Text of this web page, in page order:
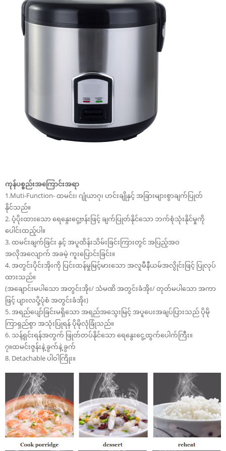
ကုန်ပစ္စည်းအကြောင်းအရာ
1.Muti-Function- ထမင်း၊ ဂျုံယာဂု၊ ဟင်းချိုနှင့် အခြားများစွာချက်ပြုတ်
နိုင်သည်။
2. ပံ့ပိုးထားသော ရေနွေးငွေ့ဗန်းဖြင့် ချက်ပြုတ်နိုင်သော ဘက်စုံသုံးနိုင်မှုကို
ပေါင်းထည့်ပါ။
3. ထမင်းချက်ခြင်း နှင့် အပူထိန်းသိမ်းခြင်းကြားတွင် အပြည့်အဝ
အလိုအလျောက် အခမဲ့ ကူးပြောင်းခြင်း။
4. အတွင်းပိုင်းအိုးကို ပြင်းထန်မှုမြင့်မားသော အလူမီနီယမ်အလွိုင်းဖြင့် ပြုလုပ်
ထားသည်။
(အချောင်းမပါသော အတွင်းအိုး/ သံမဏိ အတွင်းခံအိုး/ တုတ်မပါသော အကာ
ဖြင့် ပျားလပို့ပုံစံ အတွင်းခံအိုး)
5. အရည်ပျော်ခြင်းမရှိသော အရည်အသွေးမြင့် အပူပေးအချပ်ပြားသည် ပိုမို
ကြာရှည်စွာ အသုံးပြုရန် ပိုမိုလုံခြုံသည်။
6. သန့်ရှင်းရန်အတွက် ဖြုတ်တပ်နိုင်သော ရေနွေးငွေ့ထွက်ပေါက်ကြီး။
၇။ထမင်းဇွန်းနဲ့ ခွက်နဲ့ ခွက်
8. Detachable ပါဝါကြိုး။